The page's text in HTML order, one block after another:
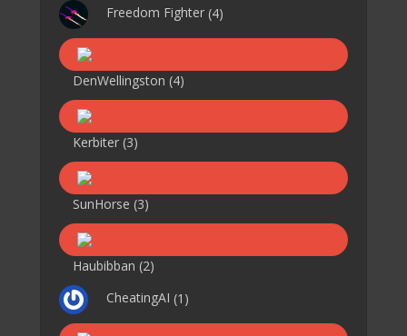
Freedom Fighter (4)
DenWellingston (4)
Kerbiter (3)
SunHorse (3)
Haubibban (2)
CheatingAI (1)